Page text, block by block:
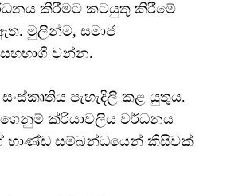
කිරීමට කටයුතු කිරීමේ
මුලින්ම, සමාජ
වන්න.
පැහැදිලි කළ යුතුය.
ක්රියාවලිය වර්ධනය
භාණ්ඩ සම්බන්ධයෙන් කිසිවක්